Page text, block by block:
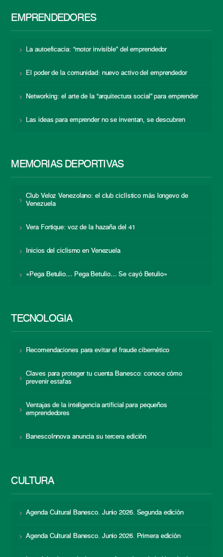
EMPRENDEDORES
La autoeficacia: “motor invisible” del emprendedor
El poder de la comunidad: nuevo activo del emprendedor
Networking: el arte de la “arquitectura social” para emprender
Las ideas para emprender no se inventan, se descubren
MEMORIAS DEPORTIVAS
Club Veloz Venezolano: el club ciclístico más longevo de
Venezuela
Vera Fortique: voz de la hazaña del 41
Inicios del ciclismo en Venezuela
«Pega Betulio… Pega Betulio… Se cayó Betulio»
TECNOLOGÍA
Recomendaciones para evitar el fraude cibernético
Claves para proteger tu cuenta Banesco: conoce cómo
prevenir estafas
Ventajas de la inteligencia artificial para pequeños
emprendedores
BanescoInnova anuncia su tercera edición
CULTURA
Agenda Cultural Banesco. Junio 2026. Segunda edición
Agenda Cultural Banesco. Junio 2026. Primera edición